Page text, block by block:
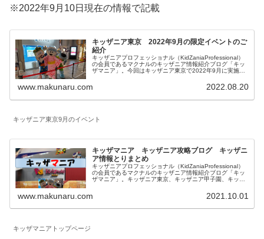
※2022年9月10日現在の情報で記載
キッザニア東京 2022年9月の限定イベントのご
紹介
キッザニアプロフェッショナル（KidZaniaProfessional）
の会員であるマクナルのキッザニア情報紹介ブログ「キッ
ザマニア」。今回はキッザニア東京で2022年9月に実施さ
www.makunaru.com 2022.08.20
キッザニア東京9月のイベント
キッザマニア キッザニア攻略ブログ キッザニ
ア情報とりまとめ
キッザニアプロフェッショナル（KidZaniaProfessional）
の会員であるマクナルのキッザニア情報紹介ブログ「キッ
ザマニア」。キッザニア東京、キッザニア甲子園、キッザ
も記載したお仕事体験記、料金等に関係する予約方法、お
得な情報等を記載しています。
www.makunaru.com 2021.10.01
キッザマニアトップページ